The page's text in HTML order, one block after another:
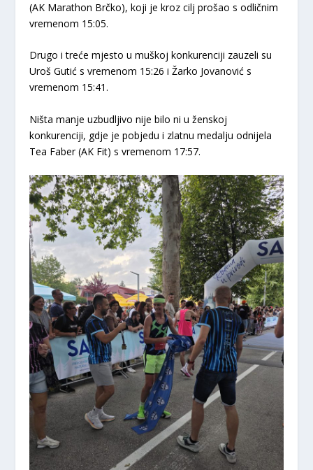
(AK Marathon Brčko), koji je kroz cilj prošao s odličnim
vremenom 15:05.
Drugo i treće mjesto u muškoj konkurenciji zauzeli su
Uroš Gutić s vremenom 15:26 iŽarko Jovanović s
vremenom 15:41.
​Ništa manje uzbudljivo nije bilo ni u ženskoj
konkurenciji, gdje je pobjedu i zlatnu medalju odnijela
Tea Faber(AK Fit) s vremenom 17:57.